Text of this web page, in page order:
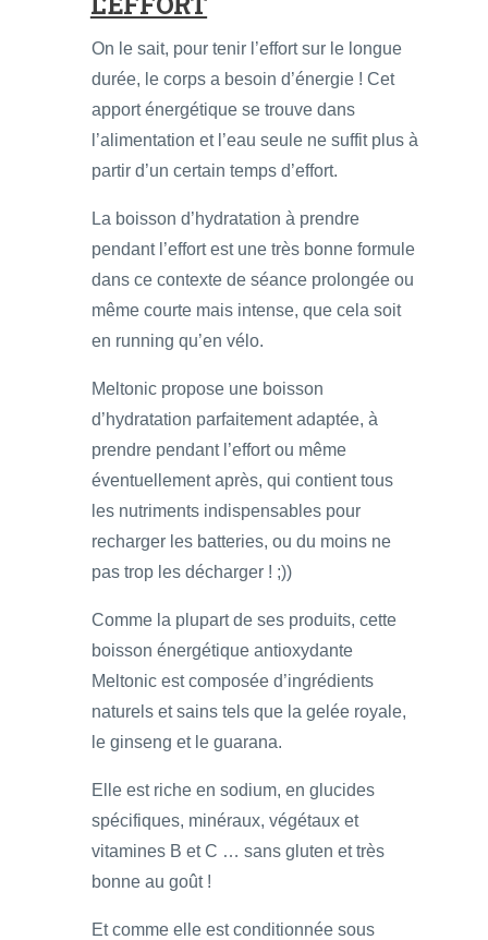
On le sait, pour tenir l’effort sur le longue
durée, le corps a besoin d’énergie ! Cet
apport énergétique se trouve dans
l’alimentation et l’eau seule ne suffit plus à
partir d’un certain temps d’effort.
La boisson d’hydratation à prendre
pendant l’effort est une très bonne formule
dans ce contexte de séance prolongée ou
même courte mais intense, que cela soit
en running qu’en vélo.
Meltonic propose une boisson
d’hydratation parfaitement adaptée, à
prendre pendant l’effort ou même
éventuellement après, qui contient tous
les nutriments indispensables pour
recharger les batteries, ou du moins ne
pas trop les décharger ! ;))
Comme la plupart de ses produits, cette
boisson énergétique antioxydante
Meltonic est composée d’ingrédients
naturels et sains tels que la gelée royale,
le ginseng et le guarana.
Elle est riche en sodium, en glucides
spécifiques, minéraux, végétaux et
vitamines B et C … sans gluten et très
bonne au goût !
Et comme elle est conditionnée sous